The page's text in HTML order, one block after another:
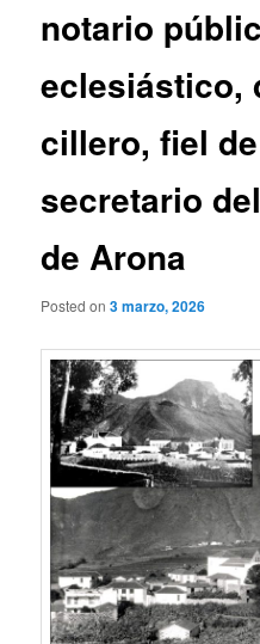
notario
eclesiástico,
cillero, fiel
secretario
de Arona
Posted on3 marzo, 2026